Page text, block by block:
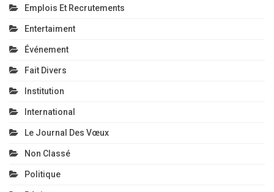
Emplois Et Recrutements
Entertaiment
Événement
Fait Divers
Institution
International
Le Journal Des Vœux
Non Classé
Politique